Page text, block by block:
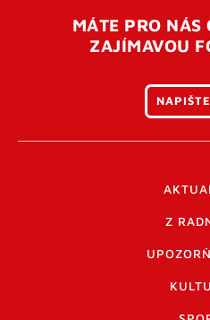
otevření tohoto odkazu se
přihlásit. Nezapomeňte
MÁTE PRO NÁS
ZAJÍMAVOU
Z